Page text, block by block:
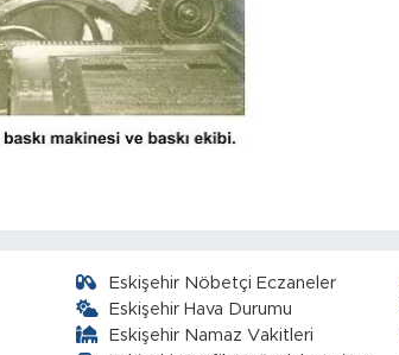
Eskişehir Nöbetçi Eczaneler
Eskişehir Hava Durumu
Eskişehir Namaz Vakitleri